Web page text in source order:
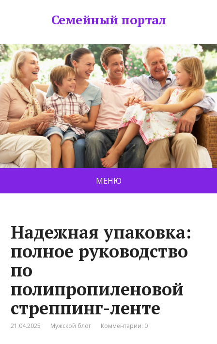
Семейный портал
МЕНЮ
Надежная упаковка:
полное руководство
по
полипропиленовой
стреппинг-ленте
21.04.2025 Мужской блог Комментарии: 0